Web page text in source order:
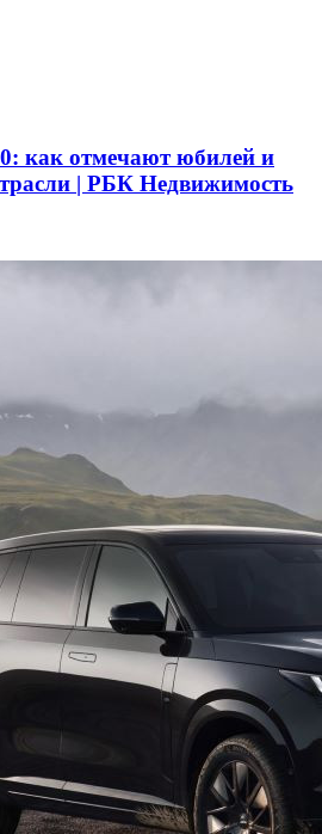
как отмечают юбилей и
| РБК Недвижимость